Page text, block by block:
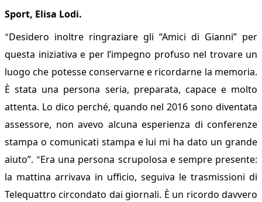
Sport, Elisa Lodi.
“Desidero inoltre ringraziare gli “Amici di Gianni” per
questa iniziativa e per l’impegno profuso nel trovare un
luogo che potesse conservarne e ricordarne la memoria.
È stata una persona seria, preparata, capace e molto
attenta. Lo dico perché, quando nel 2016 sono diventata
assessore, non avevo alcuna esperienza di conferenze
stampa o comunicati stampa e lui mi ha dato un grande
aiuto”. “Era una persona scrupolosa e sempre presente:
la mattina arrivava in ufficio, seguiva le trasmissioni di
Telequattro circondato dai giornali. È un ricordo davvero